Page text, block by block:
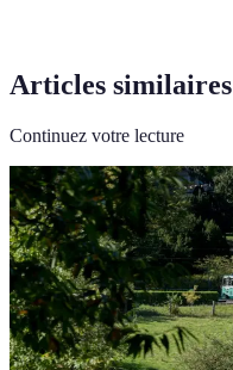
Articles similaires
Continuez votre lecture